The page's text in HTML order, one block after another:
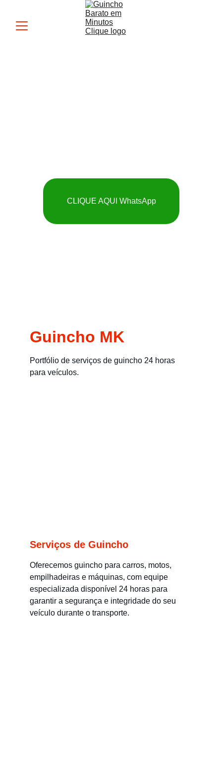
CLIQUE AQUI WhatsApp
Guincho MK
Portfólio de serviços de guincho 24 horas
para veículos.
Serviços de Guincho
Oferecemos guincho para carros, motos,
empilhadeiras e máquinas, com equipe
especializada disponível 24 horas para
garantir a segurança e integridade do seu
veículo durante o transporte.